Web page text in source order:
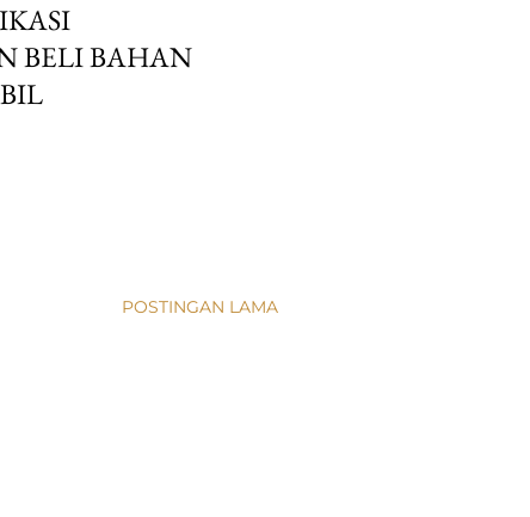
BELI BAHAN
POSTINGAN LAMA